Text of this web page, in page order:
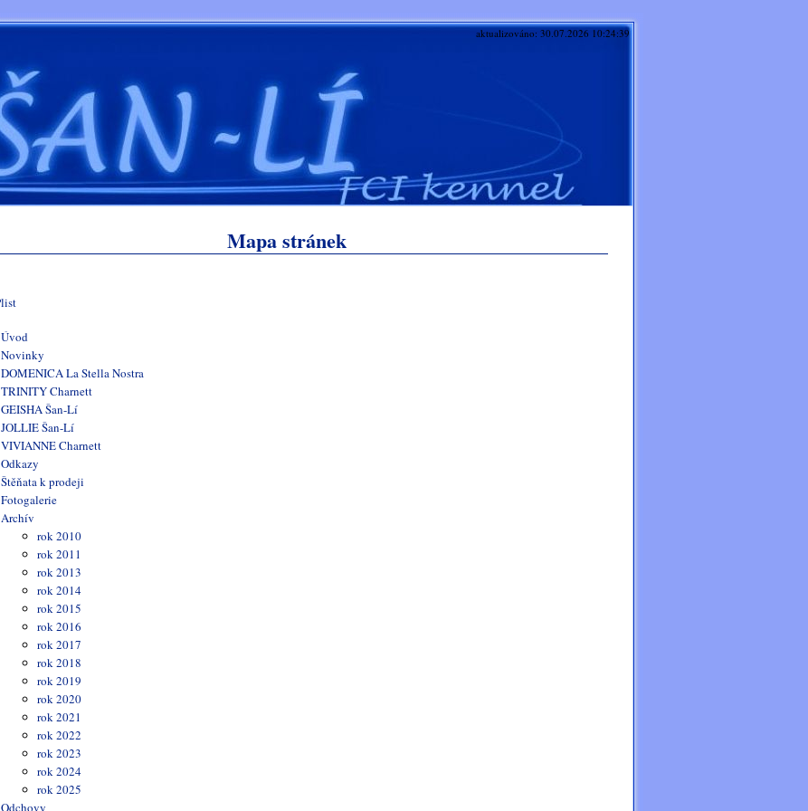
aktualizováno: 30.07.2026 10:24:39
Mapa stránek
Úvod
Novinky
DOMENICA La Stella Nostra
TRINITY Charnett
GEISHA Šan-Lí
JOLLIE Šan-Lí
VIVIANNE Charnett
Odkazy
Štěňata k prodeji
Fotogalerie
Archív
rok 2010
rok 2011
rok 2013
rok 2014
rok 2015
rok 2016
rok 2017
rok 2018
rok 2019
rok 2020
rok 2021
rok 2022
rok 2023
rok 2024
rok 2025
Odchovy